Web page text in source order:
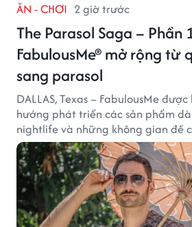
ĂN - CHƠI 2 giờ trước
The Parasol Saga – Phần
FabulousMe® mở rộng từ
sang parasol
DALLAS, Texas – FabulousMe
hướng phát triển các sản phẩm
nightlife và những không gian đề
hiện bản thân. Trong quá trình
quạt cầm tay trở thành dòng sản
thành công ban đầu, giúp
rộng mức độ hiện diện trên thị